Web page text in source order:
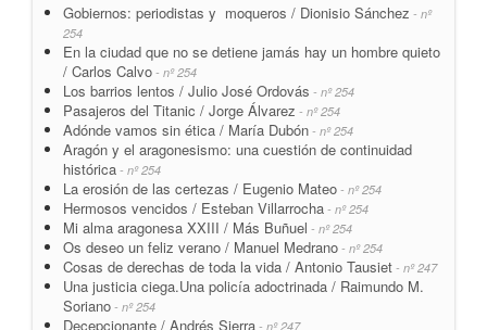
Gobiernos: periodistas y moqueros / Dionisio Sánchez - nº
254
En la ciudad que no se detiene jamás hay un hombre quieto
/ Carlos Calvo - nº 254
Los barrios lentos / Julio José Ordovás - nº 254
Pasajeros del Titanic / Jorge Álvarez - nº 254
Adónde vamos sin ética / María Dubón - nº 254
Aragón y el aragonesismo: una cuestión de continuidad
histórica - nº 254
La erosión de las certezas / Eugenio Mateo - nº 254
Hermosos vencidos / Esteban Villarrocha - nº 254
Mi alma aragonesa XXIII / Más Buñuel - nº 254
Os deseo un feliz verano / Manuel Medrano - nº 254
Cosas de derechas de toda la vida / Antonio Tausiet - nº 247
Una justicia ciega.Una policía adoctrinada / Raimundo M.
Soriano - nº 254
Decepcionante / Andrés Sierra - nº 247